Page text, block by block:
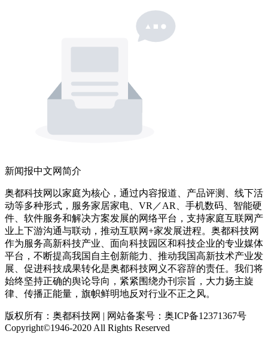
新闻报中文网简介
奥都科技网以家庭为核心，通过内容报道、产品评测、线下活
动等多种形式，服务家居家电、VR／AR、手机数码、智能硬
件、软件服务和解决方案发展的网络平台，支持家庭互联网产
业上下游沟通与联动，推动互联网+家发展进程。奥都科技网
作为服务高新科技产业、面向科技园区和科技企业的专业媒体
平台，不断提高我国自主创新能力、推动我国高新技术产业发
展、促进科技成果转化是奥都科技网义不容辞的责任。我们将
始终坚持正确的舆论导向，紧紧围绕办刊宗旨，大力扬主旋
律、传播正能量，旗帜鲜明地反对行业不正之风。
版权所有：奥都科技网 | 网站备案号：奥ICP备12371367号
Copyright©1946-2020 All Rights Reserved